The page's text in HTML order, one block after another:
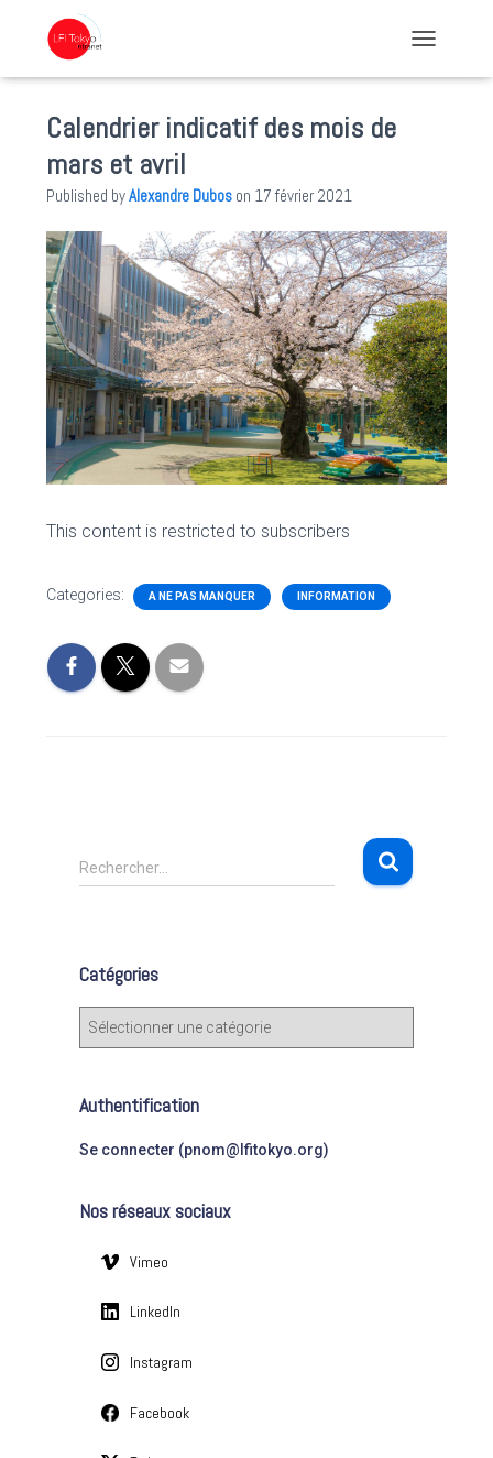
Calendrier indicatif des mois de
mars et avril
Published byAlexandre Dubos on 17 février 2021
This content is restricted to subscribers
Categories: A NE PAS MANQUER INFORMATION
R
e
r
c
e
Rechercher…
Catégories
C
a
g
o
e
Authentification
Se connecter (pnom@lfitokyo.org)
Nos réseaux sociaux
Vimeo
LinkedIn
Instagram
Facebook